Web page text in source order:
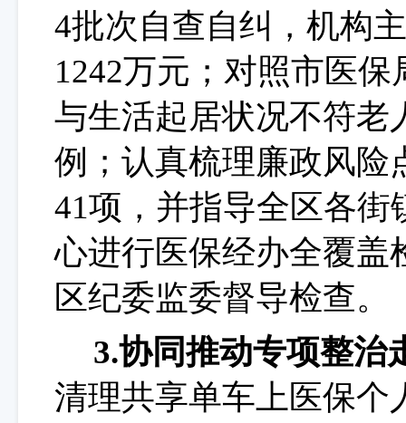
4批次自查自纠，机构
1242万元；对照市医保
与生活起居状况不符老
例；认真梳理廉政风险
41项，并指导全区各街
心进行医保经办全覆盖
区纪委监委督导检查。
3.协同推动专项整治
清理共享单车上医保个